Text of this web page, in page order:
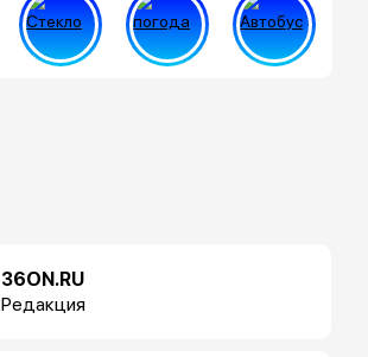
36ON.RU
Редакция